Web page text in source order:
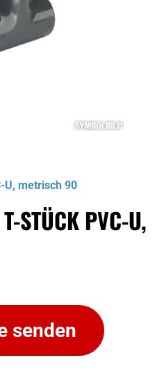
U, metrisch 90
STÜCK PVC-U,
senden